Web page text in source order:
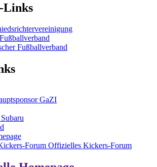
Links
Fußballverband
GaZI
Offizielles Kickers-Forum